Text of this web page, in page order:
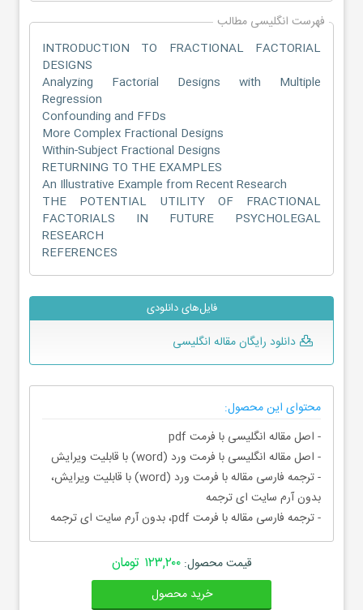
فهرست انگلیسی مطالب
INTRODUCTION TO FRACTIONAL FACTORIAL
DESIGNS
Analyzing Factorial Designs with Multiple
Regression
Confounding and FFDs
More Complex Fractional Designs
Within-Subject Fractional Designs
RETURNING TO THE EXAMPLES
An Illustrative Example from Recent Research
THE POTENTIAL UTILITY OF FRACTIONAL
FACTORIALS IN FUTURE PSYCHOLEGAL
RESEARCH
REFERENCES
فایل‌های دانلودی
دانلود رایگان مقاله انگلیسی
محتوای این محصول:
- اصل مقاله انگلیسی با فرمت pdf
- اصل مقاله انگلیسی با فرمت ورد (word) با قابلیت ویرایش
- ترجمه فارسی مقاله با فرمت ورد (word) با قابلیت ویرایش،
بدون آرم سایت ای ترجمه
- ترجمه فارسی مقاله با فرمت pdf، بدون آرم سایت ای ترجمه
قیمت محصول:۱۲۳,۲۰۰ تومان
خرید محصول